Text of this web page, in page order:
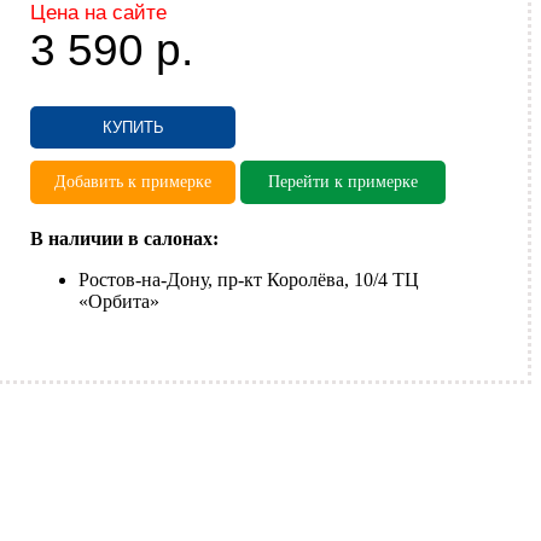
Цена на сайте
3 590 р.
КУПИТЬ
Добавить к примерке Перейти к примерке
В наличии в салонах:
Ростов-на-Дону, пр-кт Королёва, 10/4 ТЦ
«Орбита»